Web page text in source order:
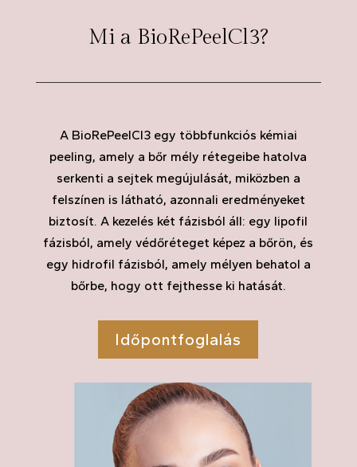
Mi a BioRePeelCl3?
A BioRePeelCl3 egy többfunkciós kémiai
peeling, amely a bőr mély rétegeibe hatolva
serkenti a sejtek megújulását, miközben a
felszínen is látható, azonnali eredményeket
biztosít. A kezelés két fázisból áll: egy lipofil
fázisból, amely védőréteget képez a bőrön, és
egy hidrofil fázisból, amely mélyen behatol a
bőrbe, hogy ott fejthesse ki hatását.
Időpontfoglalás